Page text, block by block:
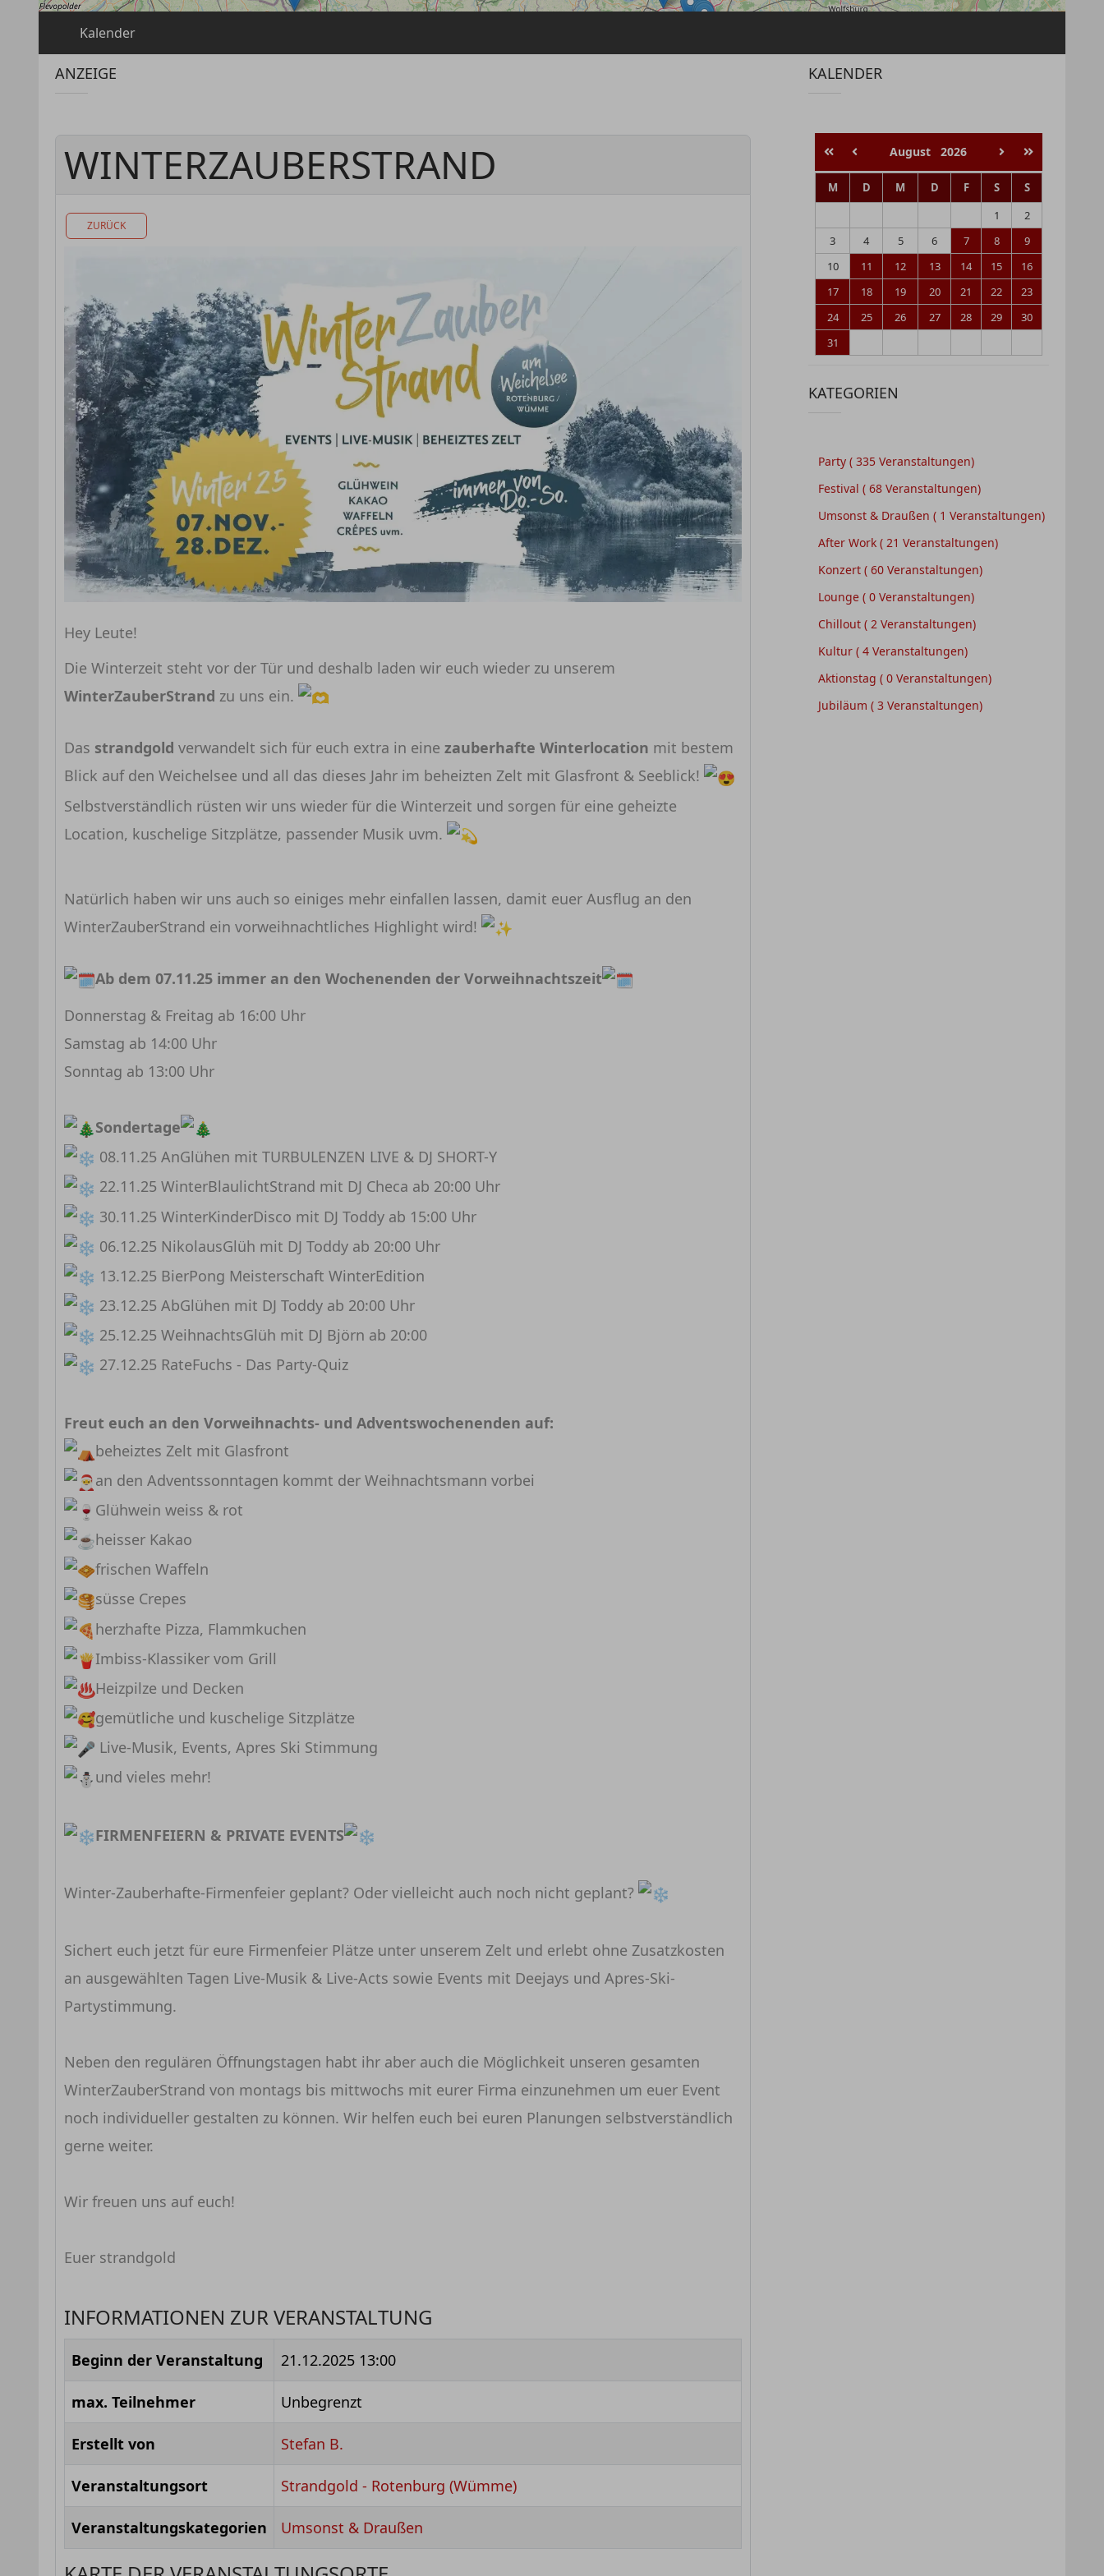
Kalender
ANZEIGE
WINTERZAUBERSTRAND
ZURÜCK
Hey Leute!
Die Winterzeit steht vor der Tür und deshalb laden wir euch wieder zu unserem
WinterZauberStrand zu uns ein.
Das strandgold verwandelt sich für euch extra in eine zauberhafte Winterlocation mit bestem
Blick auf den Weichelsee und all das dieses Jahr im beheizten Zelt mit Glasfront & Seeblick!
Selbstverständlich rüsten wir uns wieder für die Winterzeit und sorgen für eine geheizte
Location, kuschelige Sitzplätze, passender Musik uvm.
Natürlich haben wir uns auch so einiges mehr einfallen lassen, damit euer Ausflug an den
WinterZauberStrand ein vorweihnachtliches Highlight wird!
Ab dem 07.11.25 immer an den Wochenenden der Vorweihnachtszeit
Donnerstag & Freitag ab 16:00 Uhr
Samstag ab 14:00 Uhr
Sonntag ab 13:00 Uhr
Sondertage
08.11.25 AnGlühen mit TURBULENZEN LIVE & DJ SHORT-Y
22.11.25 WinterBlaulichtStrand mit DJ Checa ab 20:00 Uhr
30.11.25 WinterKinderDisco mit DJ Toddy ab 15:00 Uhr
06.12.25 NikolausGlüh mit DJ Toddy ab 20:00 Uhr
13.12.25 BierPong Meisterschaft WinterEdition
23.12.25 AbGlühen mit DJ Toddy ab 20:00 Uhr
25.12.25 WeihnachtsGlüh mit DJ Björn ab 20:00
27.12.25 RateFuchs - Das Party-Quiz
Freut euch an den Vorweihnachts- und Adventswochenenden auf:
beheiztes Zelt mit Glasfront
an den Adventssonntagen kommt der Weihnachtsmann vorbei
Glühwein weiss & rot
heisser Kakao
frischen Waffeln
süsse Crepes
herzhafte Pizza, Flammkuchen
Imbiss-Klassiker vom Grill
Heizpilze und Decken
gemütliche und kuschelige Sitzplätze
Live-Musik, Events, Apres Ski Stimmung
und vieles mehr!
FIRMENFEIERN & PRIVATE EVENTS
Winter-Zauberhafte-Firmenfeier geplant? Oder vielleicht auch noch nicht geplant?
Sichert euch jetzt für eure Firmenfeier Plätze unter unserem Zelt und erlebt ohne Zusatzkosten
an ausgewählten Tagen Live-Musik & Live-Acts sowie Events mit Deejays und Apres-Ski-
Partystimmung.
Neben den regulären Öffnungstagen habt ihr aber auch die Möglichkeit unseren gesamten
WinterZauberStrand von montags bis mittwochs mit eurer Firma einzunehmen um euer Event
noch individueller gestalten zu können. Wir helfen euch bei euren Planungen selbstverständlich
gerne weiter.
Wir freuen uns auf euch!
Euer strandgold
INFORMATIONEN ZUR VERANSTALTUNG
Beginn der Veranstaltung 21.12.2025 13:00
max. Teilnehmer Unbegrenzt
Erstellt von Stefan B.
Veranstaltungsort Strandgold - Rotenburg (Wümme)
Veranstaltungskategorien Umsonst & Draußen
KALENDER
August 2026
M D M D F S
S
1
2
3
4 5 6 7 8
9
10
11 12 13 14 15
16
17
18 19 20 21 22
23
24
25 26 27 28 29
30
31
KATEGORIEN
Party ( 335 Veranstaltungen)
Festival ( 68 Veranstaltungen)
Umsonst & Draußen ( 1 Veranstaltungen)
After Work ( 21 Veranstaltungen)
Konzert ( 60 Veranstaltungen)
Lounge ( 0 Veranstaltungen)
Chillout ( 2 Veranstaltungen)
Kultur ( 4 Veranstaltungen)
Aktionstag ( 0 Veranstaltungen)
Jubiläum ( 3 Veranstaltungen)
Passwort vergessen